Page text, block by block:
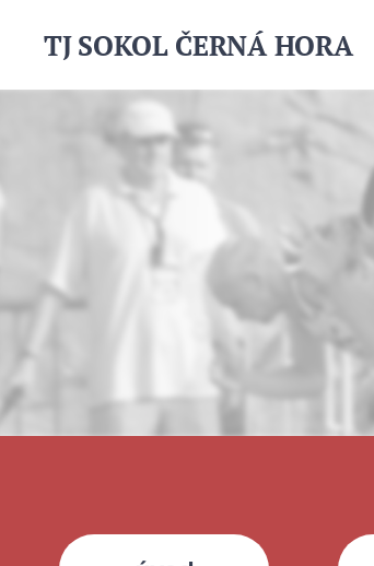
TJSOKOL ČERNÁ HORA